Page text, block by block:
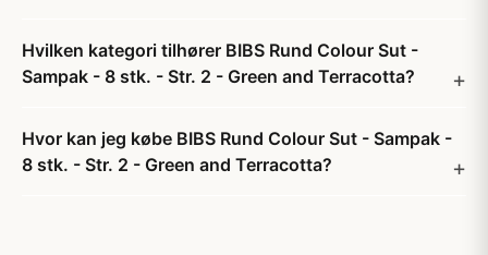
Hvilken kategori tilhører BIBS Rund Colour Sut -
Sampak - 8 stk. - Str. 2 - Green and Terracotta?
Hvor kan jeg købe BIBS Rund Colour Sut - Sampak -
8 stk. - Str. 2 - Green and Terracotta?